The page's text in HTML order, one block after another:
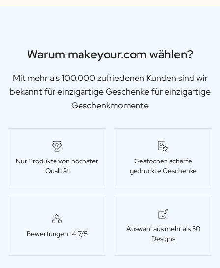
Warum makeyour.com wählen?
Mit mehr als 100.000 zufriedenen Kunden sind wir
bekannt für einzigartige Geschenke für einzigartige
Geschenkmomente
Nur Produkte von höchster
Qualität
Gestochen scharfe
gedruckte Geschenke
Bewertungen: 4,7/5
Auswahl aus mehr als 50
Designs